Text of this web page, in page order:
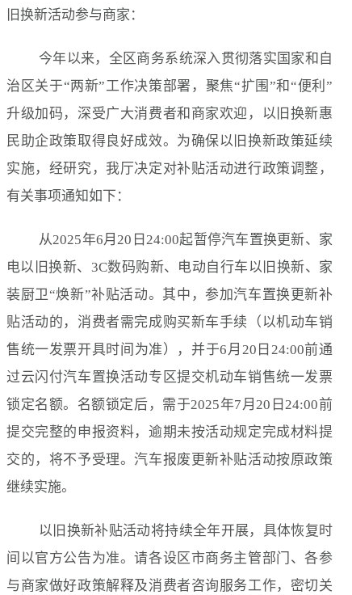
旧换新活动参与商家：
今年以来，全区商务系统深入贯彻落实国家和自
治区关于“两新”工作决策部署，聚焦“扩围”和“便利”
升级加码，深受广大消费者和商家欢迎，以旧换新惠
民助企政策取得良好成效。为确保以旧换新政策延续
实施，经研究，我厅决定对补贴活动进行政策调整，
有关事项通知如下：
从2025年6月20日24:00起暂停汽车置换更新、家
电以旧换新、3C数码购新、电动自行车以旧换新、家
装厨卫“焕新”补贴活动。其中，参加汽车置换更新补
贴活动的，消费者需完成购买新车手续（以机动车销
售统一发票开具时间为准），并于6月20日24:00前通
过云闪付汽车置换活动专区提交机动车销售统一发票
锁定名额。名额锁定后，需于2025年7月20日24:00前
提交完整的申报资料，逾期未按活动规定完成材料提
交的，将不予受理。汽车报废更新补贴活动按原政策
继续实施。
以旧换新补贴活动将持续全年开展，具体恢复时
间以官方公告为准。请各设区市商务主管部门、各参
与商家做好政策解释及消费者咨询服务工作，密切关